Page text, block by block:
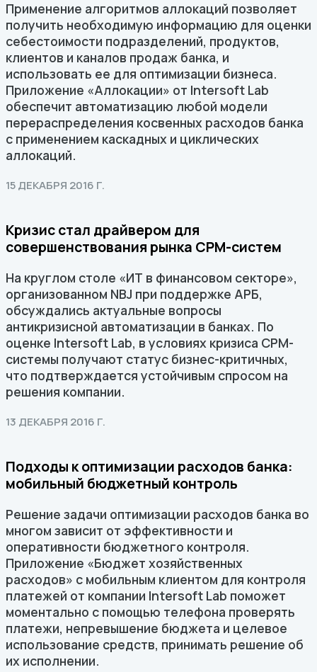
Применение алгоритмов аллокаций позволяет
получить необходимую информацию для оценки
себестоимости подразделений, продуктов,
клиентов и каналов продаж банка, и
использовать ее для оптимизации бизнеса.
Приложение «Аллокации» от Intersoft Lab
обеспечит автоматизацию любой модели
перераспределения косвенных расходов банка
с применением каскадных и циклических
аллокаций.
15 ДЕКАБРЯ 2016 Г.
Кризис стал драйвером для
совершенствования рынка CPM-систем
На круглом столе «ИТ в финансовом секторе»,
организованном NBJ при поддержке АРБ,
обсуждались актуальные вопросы
антикризисной автоматизации в банках. По
оценке Intersoft Lab, в условиях кризиса CPM-
системы получают статус бизнес-критичных,
что подтверждается устойчивым спросом на
решения компании.
13 ДЕКАБРЯ 2016 Г.
Подходы к оптимизации расходов банка:
мобильный бюджетный контроль
Решение задачи оптимизации расходов банка во
многом зависит от эффективности и
оперативности бюджетного контроля.
Приложение «Бюджет хозяйственных
расходов» с мобильным клиентом для контроля
платежей от компании Intersoft Lab поможет
моментально с помощью телефона проверять
платежи, непревышение бюджета и целевое
использование средств, принимать решение об
их исполнении.